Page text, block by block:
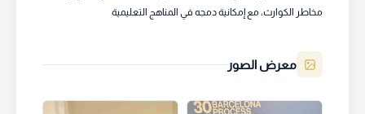
مخاطر الكوارث، مع إمكانية دمجه في المناهج التعليمية
معرض الصور